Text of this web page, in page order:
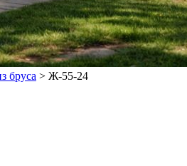
бруса > Ж-55-24